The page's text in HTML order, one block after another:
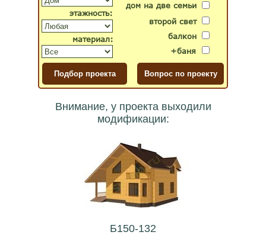
второй свет
дом на две семьи
балкон
+баня
материал:
этажность:
Внимание, у проекта выходили
модификации:
Б150-132